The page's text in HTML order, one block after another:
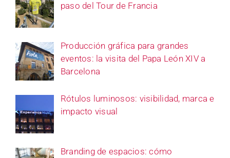
paso del Tour de Francia
Producción gráfica para grandes
eventos: la visita del Papa León XIV a
Barcelona
Rótulos luminosos: visibilidad, marca e
impacto visual
Branding de espacios: cómo